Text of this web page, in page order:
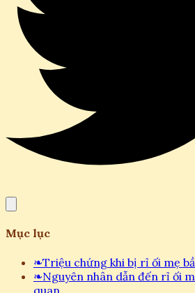
Mục lục
❧Triệu chứng khi bị rỉ ối mẹ
❧Nguyên nhân dẫn đến rỉ ối
quan